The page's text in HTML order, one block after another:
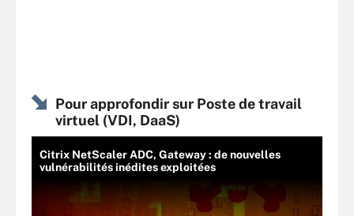
Pour approfondir sur Poste de travail
virtuel (VDI, DaaS)
Citrix NetScaler ADC, Gateway : de nouvelles
vulnérabilités inédites exploitées